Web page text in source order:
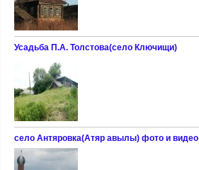
Усадьба П.А. Толстова(село Ключищи)
село Антяровка(Атяр авылы) фото и видео